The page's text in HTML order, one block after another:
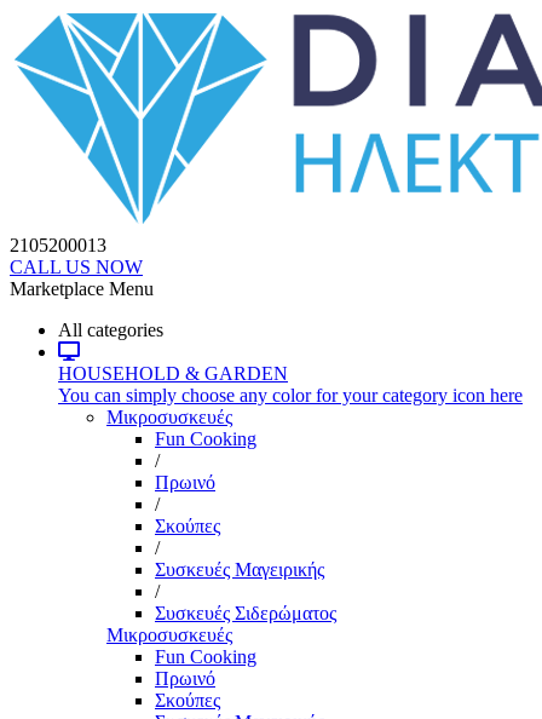
2105200013
CALL US NOW
Marketplace Menu
All categories
HOUSEHOLD & GARDEN
You can simply choose any color for your category icon here
Μικροσυσκευές
Fun Cooking
/
Πρωινό
/
Σκούπες
/
Συσκευές Μαγειρικής
/
Συσκευές Σιδερώματος
Μικροσυσκευές
Fun Cooking
Πρωινό
Σκούπες